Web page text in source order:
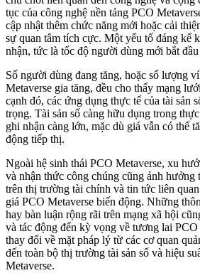
tục của công nghệ nền tảng PCO
cập nhật thêm chức năng mới hoặc cải
sự quan tâm tích cực. Một yếu tố đáng kể
nhận, tức là tốc độ người dùng mới bắt
Số người dùng đang tăng, hoặc số lượng
Metaverse gia tăng, đều cho thấy mạng
cạnh đó, các ứng dụng thực tế của tài sản
trọng. Tài sản số càng hữu dụng trong
ghi nhận càng lớn, mặc dù giá vẫn có thể
động tiếp thị.
Ngoài hệ sinh thái PCO Metaverse, xu
và nhận thức công chúng cũng ảnh
trên thị trường tài chính và tin tức liên
giá PCO Metaverse biến động. Những
hay bàn luận rộng rãi trên mạng xã hội
và tác động đến kỳ vọng về tương lai
thay đổi về mặt pháp lý từ các cơ quan
đến toàn bộ thị trường tài sản số và hiệu
Metaverse.